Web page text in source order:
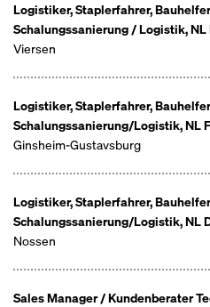
Logistiker, Staplerfahrer,
Schalungssanierung / Logistik,
Viersen
Logistiker, Staplerfahrer,
Schalungssanierung/Logistik, NL
Ginsheim-Gustavsburg
Logistiker, Staplerfahrer,
Schalungssanierung/Logistik, NL
Nossen
Sales Manager / Kundenberater